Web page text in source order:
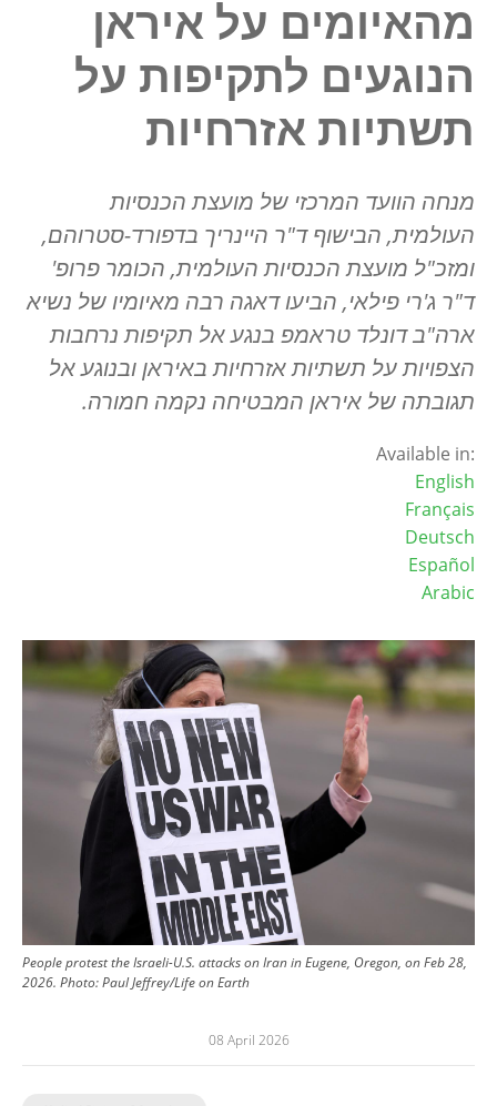
מהאיומים על איראן
הנוגעים לתקיפות על
תשתיות אזרחיות
מנחה הוועד המרכזי של מועצת הכנסיות
העולמית, הבישוף ד"ר היינריך בדפורד-סטרוהם,
ומזכ"ל מועצת הכנסיות העולמית, הכומר פרופ'
ד"ר ג'רי פילאי, הביעו דאגה רבה מאיומיו של נשיא
ארה"ב דונלד טראמפ בנגע אל תקיפות נרחבות
הצפויות על תשתיות אזרחיות באיראן ובנוגע אל
תגובתה של איראן המבטיחה נקמה חמורה.
Available in:
English
Français
Deutsch
Español
Arabic
People protest the Israeli-U.S. attacks on Iran in Eugene, Oregon, on Feb 28,
2026. Photo:Paul Jeffrey/Life on Earth
08 April 2026